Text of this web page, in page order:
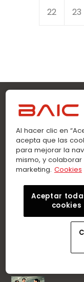
22 23
Sobre
En BAIC Ecuador
Llévate tu auto
Menu
Última entrada
Al hacer clic en
acepta que las
para mejorar la
mismo, y
marketing. Cookies
Aceptar
cookies